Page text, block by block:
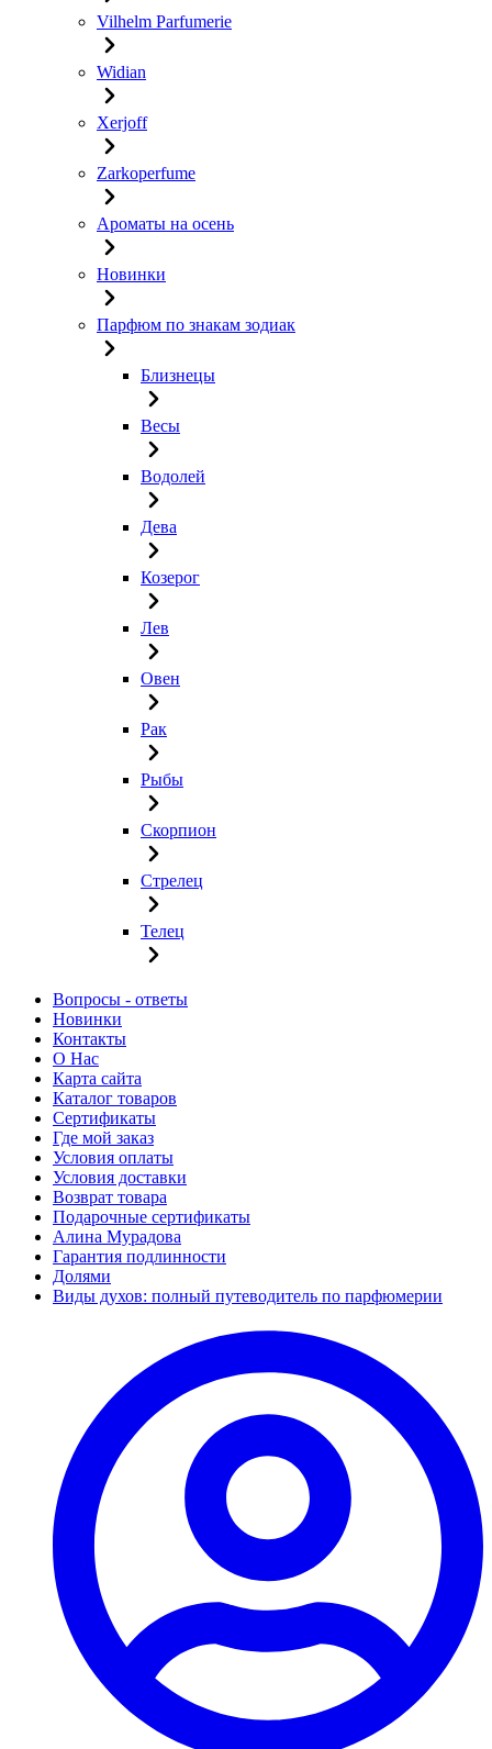
Vilhelm Parfumerie
Widian
Xerjoff
Zarkoperfume
Ароматы на осень
Новинки
Парфюм по знакам зодиак
Близнецы
Весы
Водолей
Дева
Козерог
Лев
Овен
Рак
Рыбы
Скорпион
Стрелец
Телец
Вопросы - ответы
Новинки
Контакты
О Нас
Карта сайта
Каталог товаров
Сертификаты
Где мой заказ
Условия оплаты
Условия доставки
Возврат товара
Подарочные сертификаты
Алина Мурадова
Гарантия подлинности
Долями
Виды духов: полный путеводитель по парфюмерии